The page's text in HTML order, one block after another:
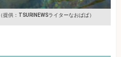
（提供：TSURINEWSライターなおぱぱ）